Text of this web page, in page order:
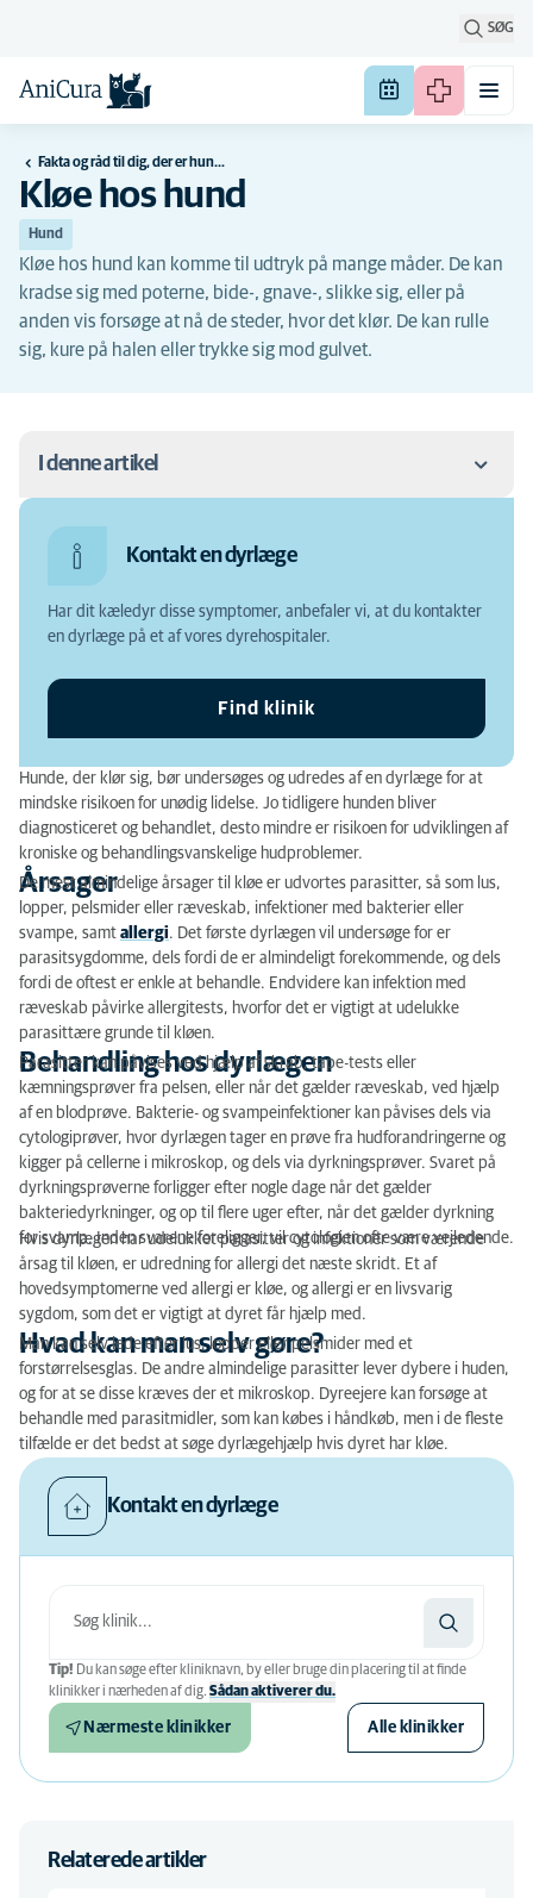
SØG
Fakta og råd til dig, der er hundeejer
Kløe hos hund
Hund
Kløe hos hund kan komme til udtryk på mange måder. De kan
kradse sig med poterne, bide-, gnave-, slikke sig, eller på
anden vis forsøge at nå de steder, hvor det klør. De kan rulle
sig, kure på halen eller trykke sig mod gulvet.
I denne artikel
Hvad kan man selv gøre?
Kontakt en dyrlæge
Har dit kæledyr disse symptomer, anbefaler vi, at du kontakter
en dyrlæge på et af vores dyrehospitaler.
Find klinik
Hunde, der klør sig, bør undersøges og udredes af en dyrlæge for at
mindske risikoen for unødig lidelse. Jo tidligere hunden bliver
diagnosticeret og behandlet, desto mindre er risikoen for udviklingen af
kroniske og behandlingsvanskelige hudproblemer.
Årsager
De mest almindelige årsager til kløe er udvortes parasitter, så som lus,
lopper, pelsmider eller ræveskab, infektioner med bakterier eller
svampe, samt allergi. Det første dyrlægen vil undersøge for er
parasitsygdomme, dels fordi de er almindeligt forekommende, og dels
fordi de oftest er enkle at behandle. Endvidere kan infektion med
ræveskab påvirke allergitests, hvorfor det er vigtigt at udelukke
parasittære grunde til kløen.
Behandling hos dyrlægen
Parasitter kan påvises ved hjælp af skrab, tape-tests eller
kæmningsprøver fra pelsen, eller når det gælder ræveskab, ved hjælp
af en blodprøve. Bakterie- og svampeinfektioner kan påvises dels via
cytologiprøver, hvor dyrlægen tager en prøve fra hudforandringerne og
kigger på cellerne i mikroskop, og dels via dyrkningsprøver. Svaret på
dyrkningsprøverne forligger efter nogle dage når det gælder
bakteriedyrkninger, og op til flere uger efter, når det gælder dyrkning
for svamp. Inden svarene foreligger, vil cytologien ofte være vejledende.
Hvis dyrlægen har udelukket parasitter og infektioner som værende
årsag til kløen, er udredning for allergi det næste skridt. Et af
hovedsymptomerne ved allergi er kløe, og allergi er en livsvarig
sygdom, som det er vigtigt at dyret får hjælp med.
Hvad kan man selv gøre?
Man kan selv lede efter lus, lopper eller pelsmider med et
forstørrelsesglas. De andre almindelige parasitter lever dybere i huden,
og for at se disse kræves der et mikroskop. Dyreejere kan forsøge at
behandle med parasitmidler, som kan købes i håndkøb, men i de fleste
tilfælde er det bedst at søge dyrlægehjælp hvis dyret har kløe.
Kontakt en dyrlæge
Tip! Du kan søge efter kliniknavn, by eller bruge din placering til at finde
klinikker i nærheden af ​​dig. Sådan aktiverer du.
Nærmeste klinikker Alle klinikker
Relaterede artikler